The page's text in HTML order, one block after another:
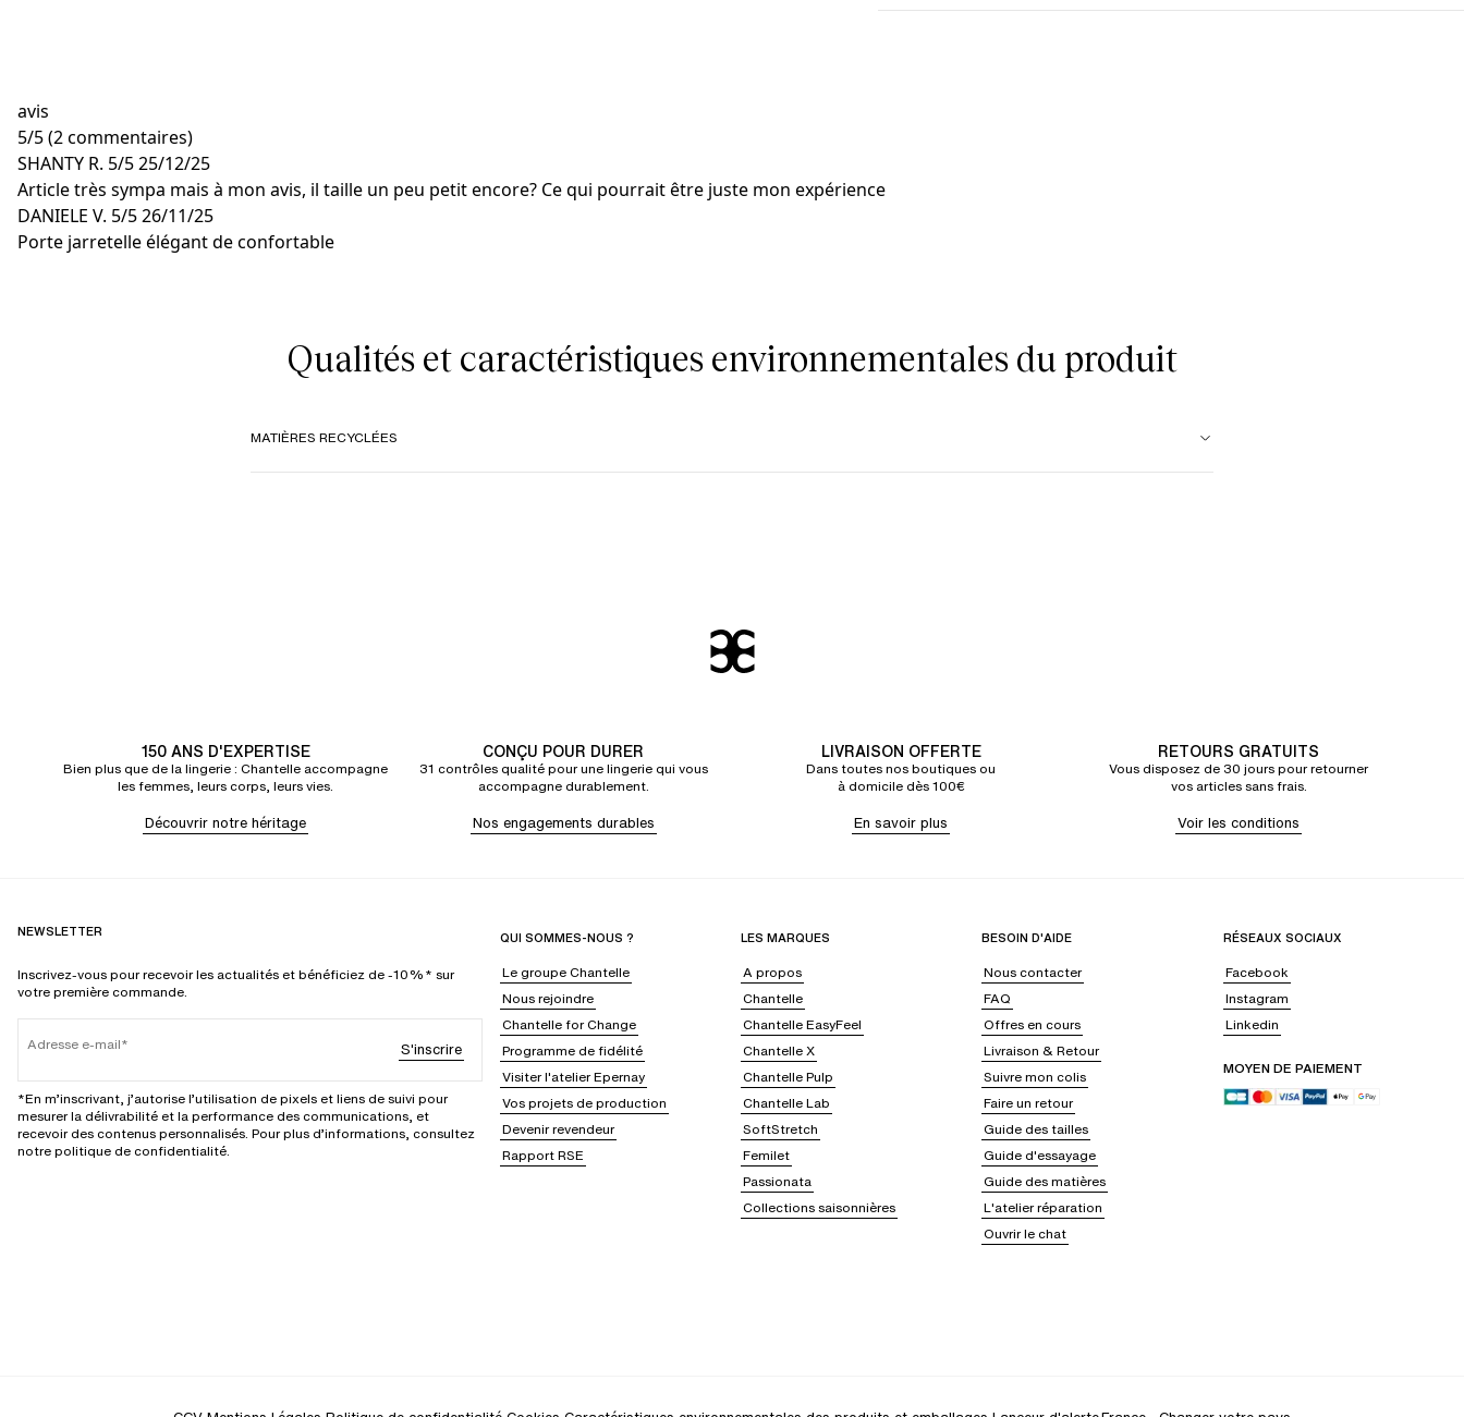
avis
5/5(2 commentaires)
SHANTY R. 5/525/12/25
Article très sympa mais à mon avis, il taille un peu petit encore? Ce qui pourrait être juste mon expérience
DANIELE V. 5/526/11/25
Porte jarretelle élégant de confortable
Qualités et caractéristiques environnementales du produit
MATIÈRES RECYCLÉES
150 ANS D'EXPERTISE
Bien plus que de la lingerie : Chantelle accompagne
les femmes, leurs corps, leurs vies.
Découvrir notre héritage
CONÇU POUR DURER
31 contrôles qualité pour une lingerie qui vous
accompagne durablement.
Nos engagements durables
LIVRAISON OFFERTE
Dans toutes nos boutiques ou
à domicile dès 100€
En savoir plus
RETOURS GRATUITS
Vous disposez de 30 jours pour retourner
vos articles sans frais.
Voir les conditions
NEWSLETTER
Inscrivez-vous pour recevoir les actualités et bénéficiez de -10%* sur
votre première commande.
Adresse e-mail S'inscrire
*En m’inscrivant, j’autorise l’utilisation de pixels et liens de suivi pour
mesurer la délivrabilité et la performance des communications, et
recevoir des contenus personnalisés. Pour plus d’informations, consultez
notre politique de confidentialité.
QUI SOMMES-NOUS ?
Le groupe Chantelle
Nous rejoindre
Chantelle for Change
Programme de fidélité
Visiter l'atelier Epernay
Vos projets de production
Devenir revendeur
Rapport RSE
LES MARQUES
A propos
Chantelle
Chantelle EasyFeel
Chantelle X
Chantelle Pulp
Chantelle Lab
SoftStretch
Femilet
Passionata
Collections saisonnières
BESOIN D'AIDE
Nous contacter
FAQ
Offres en cours
Livraison & Retour
Suivre mon colis
Faire un retour
Guide des tailles
Guide d'essayage
Guide des matières
L'atelier réparation
Ouvrir le chat
RÉSEAUX SOCIAUX
Facebook
Instagram
Linkedin
MOYEN DE PAIEMENT